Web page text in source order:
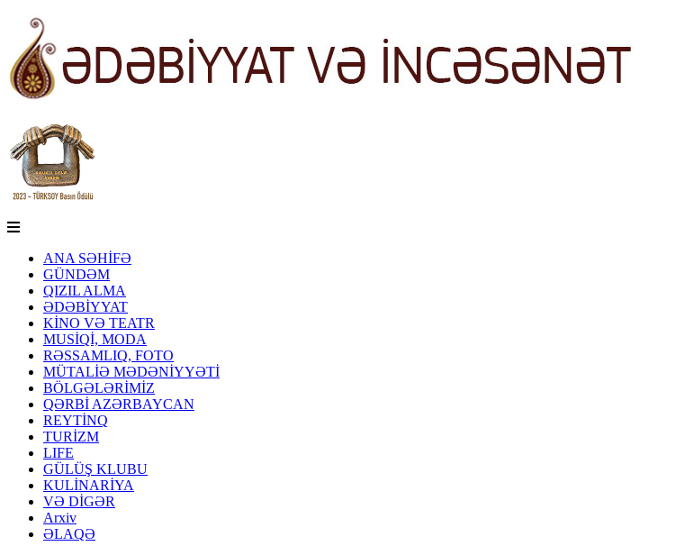
ANA SƏHİFƏ
GÜNDƏM
QIZIL ALMA
ƏDƏBİYYAT
KİNO VƏ TEATR
MUSİQİ, MODA
RƏSSAMLIQ, FOTO
MÜTALİƏ MƏDƏNİYYƏTİ
BÖLGƏLƏRİMİZ
QƏRBİ AZƏRBAYCAN
REYTİNQ
TURİZM
LIFE
GÜLÜŞ KLUBU
KULİNARİYA
VƏ DİGƏR
Arxiv
ƏLAQƏ